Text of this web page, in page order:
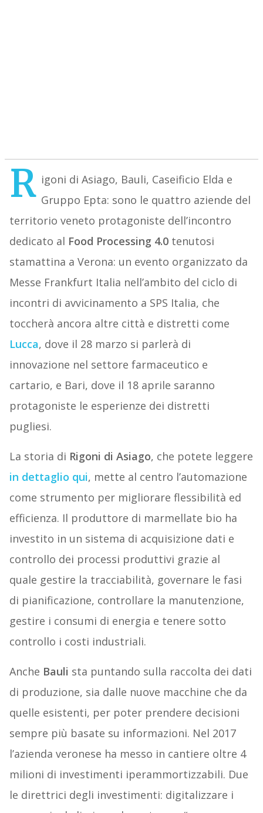
R igoni di Asiago, Bauli, Caseificio Elda e
Gruppo Epta: sono le quattro aziende del
territorio veneto protagoniste dell’incontro
dedicato al Food Processing 4.0tenutosi
stamattina a Verona: un evento organizzato da
Messe Frankfurt Italia nell’ambito del ciclo di
incontri di avvicinamento a SPS Italia, che
toccherà ancora altre città e distretti come
Lucca, dove il 28 marzo si parlerà di
innovazione nel settore farmaceutico e
cartario, e Bari, dove il 18 aprile saranno
protagoniste le esperienze dei distretti
pugliesi.
La storia di Rigoni di Asiago, che potete leggere
in dettaglio qui, mette al centro l’automazione
come strumento per migliorare flessibilità ed
efficienza. Il produttore di marmellate bio ha
investito in un sistema di acquisizione dati e
controllo dei processi produttivi grazie al
quale gestire la tracciabilità, governare le fasi
di pianificazione, controllare la manutenzione,
gestire i consumi di energia e tenere sotto
controllo i costi industriali.
Anche Bauli sta puntando sulla raccolta dei dati
di produzione, sia dalle nuove macchine che da
quelle esistenti, per poter prendere decisioni
sempre più basate su informazioni. Nel 2017
l’azienda veronese ha messo in cantiere oltre 4
milioni di investimenti iperammortizzabili. Due
le direttrici degli investimenti: digitalizzare i